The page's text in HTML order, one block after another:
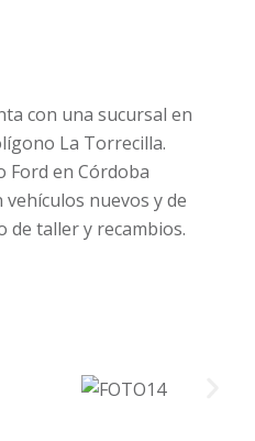
con una sucursal en
La Torrecilla.
Ford en Córdoba
nuevos y de
de taller y recambios.